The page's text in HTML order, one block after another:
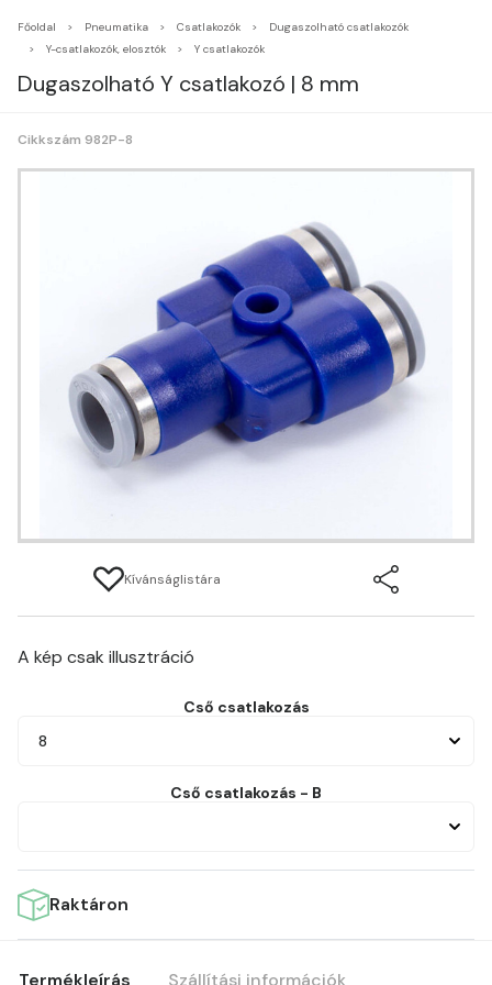
Főoldal Pneumatika Csatlakozók
Dugaszolható csatlakozók
Y-csatlakozók, elosztók
Y csatlakozók
Dugaszolható Y csatlakozó | 8 mm
Cikkszám 982P-8
Kívánságlistára
A kép csak illusztráció
Cső csatlakozás
8
Cső csatlakozás - B
Raktáron
Termékleírás Szállítási információk